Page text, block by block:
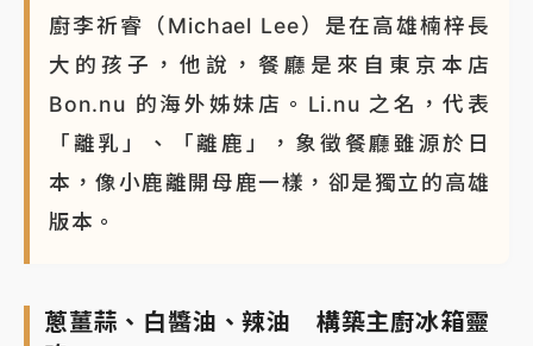
廚李祈睿（Michael Lee）是在高雄楠梓長
大的孩子，他說，餐廳是來自東京本店
Bon.nu 的海外姊妹店。Li.nu 之名，代表
「離乳」、「離鹿」，象徵餐廳雖源於日
本，像小鹿離開母鹿一樣，卻是獨立的高雄
版本。
蔥薑蒜、白醬油、辣油 構築主廚冰箱靈